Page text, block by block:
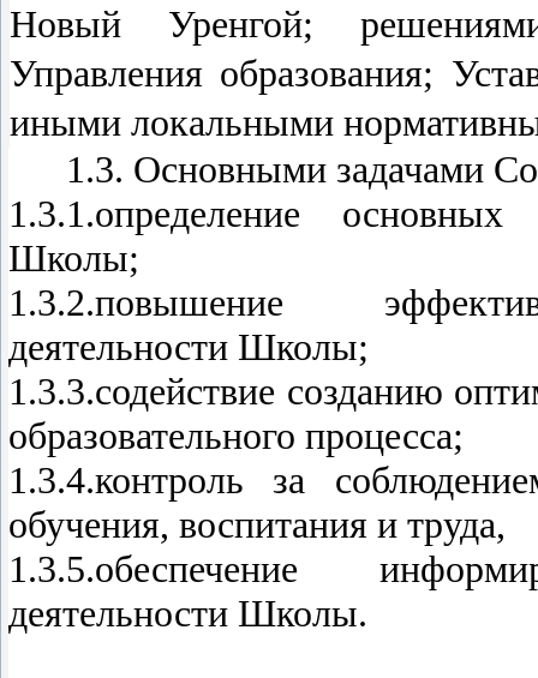
Новый Уренгой;
Управления образования;
иными локальными
1.3. Основными задачами
1.3.1.определение
Школы;
1.3.2.повышение
деятельности Школы;
1.3.3.содействие созданию
образовательного процесса;
1.3.4.контроль за
обучения, воспитания и труда,
1.3.5.обеспечение
деятельности Школы.